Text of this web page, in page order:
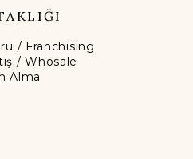
/ Franchising
/ Whosale
Alma